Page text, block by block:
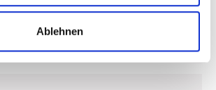
Ablehnen